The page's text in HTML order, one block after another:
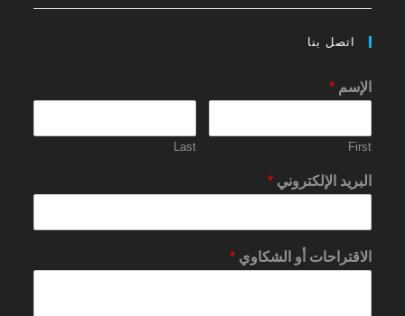
اتصل بنا
الإسم*
First
Last
البريد الإلكتروني*
الاقتراحات أو الشكاوي*